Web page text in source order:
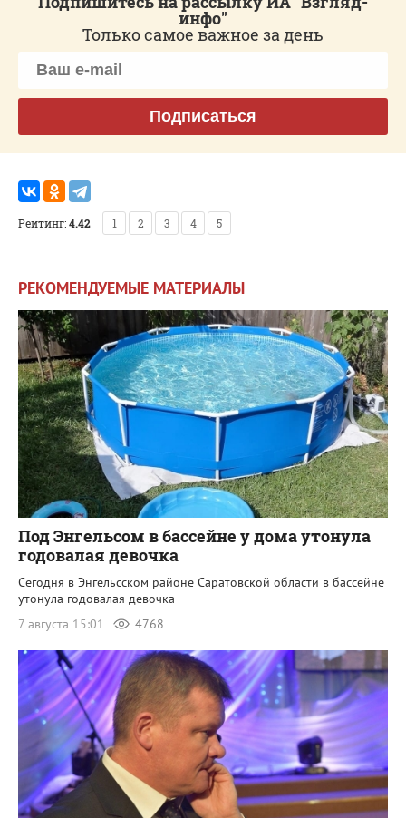
инфо"
Только самое важное за день
Подписаться
Рейтинг:4.42 1 2 3 4 5
РЕКОМЕНДУЕМЫЕ МАТЕРИАЛЫ
Под Энгельсом в бассейне у дома утонула
годовалая девочка
Сегодня в Энгельсском районе Саратовской области в бассейне
утонула годовалая девочка
7 августа 15:01
4768